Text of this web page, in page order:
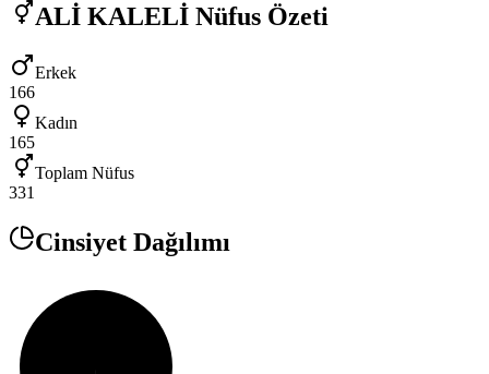
ALİ KALELİ Nüfus Özeti
Erkek
166
Kadın
165
Toplam Nüfus
331
Cinsiyet Dağılımı